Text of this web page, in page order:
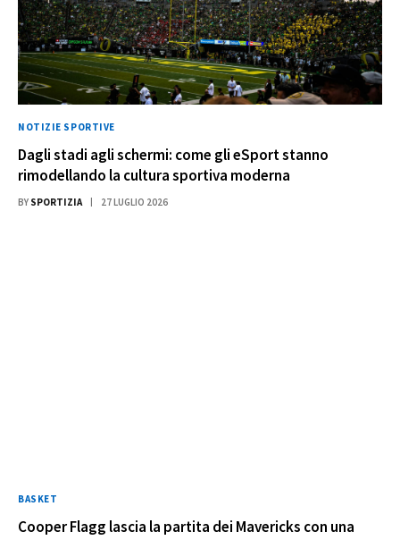
NOTIZIE SPORTIVE
Dagli stadi agli schermi: come gli eSport stanno
rimodellando la cultura sportiva moderna
BY SPORTIZIA 27 LUGLIO 2026
BASKET
Cooper Flagg lascia la partita dei Mavericks con una